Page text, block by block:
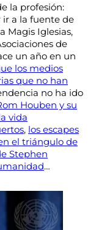
la profesión:
a la fuente de
Magis Iglesias,
de
un año en un
los medios
que no han
no ha ido
Houben y su
vida
, los escapes
el triángulo de
Stephen
…